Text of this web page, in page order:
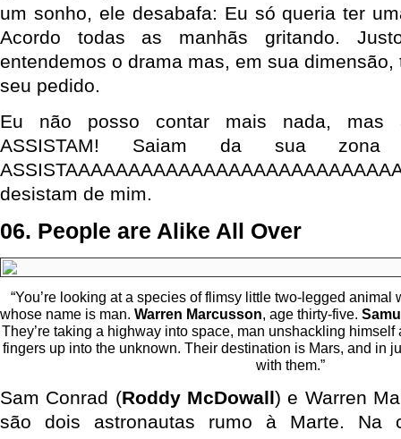
um sonho, ele desabafa: Eu só queria ter
Acordo todas as manhãs gritando.
entendemos o drama mas, em sua
seu pedido.
Eu não posso contar mais nada, mas
ASSISTAM! Saiam da sua
desistam de mim.
06. People are Alike All Over
“You’re looking at a species of flimsy little two-legged animal
whose name is man. Warren Marcusson, age thirty-five.
They’re taking a highway into space, man unshackling
fingers up into the unknown. Their destination is Mars, and in
with them.”
Sam Conrad (Roddy McDowall) e Warren
são dois astronautas rumo à Marte. Na